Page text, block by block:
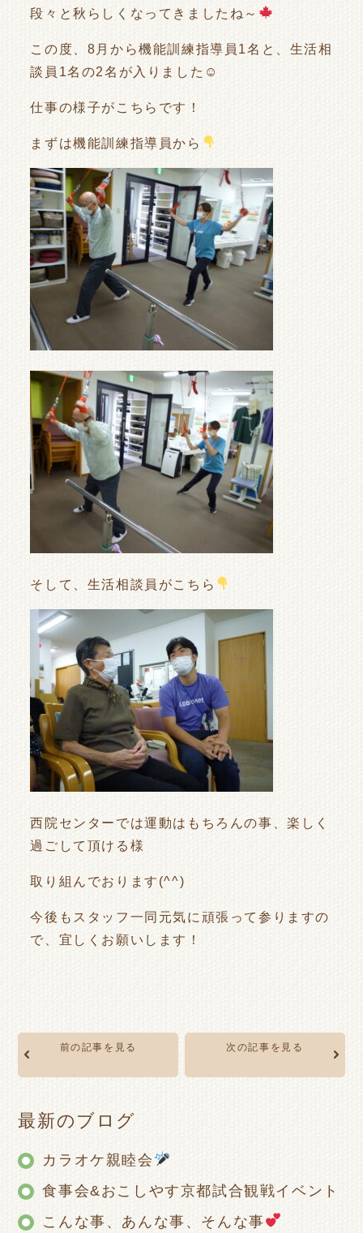
段々と秋らしくなってきましたね～
この度、8月から機能訓練指導員1名と、生活相
談員1名の2名が入りました☺
仕事の様子がこちらです！
まずは機能訓練指導員から
そして、生活相談員がこちら
西院センターでは運動はもちろんの事、楽しく
過ごして頂ける様
取り組んでおります(^^)
今後もスタッフ一同元気に頑張って参りますの
で、宜しくお願いします！
前の記事を見る 次の記事を見る
最新のブログ
カラオケ親睦会
食事会&おこしやす京都試合観戦イベント
こんな事、あんな事、そんな事